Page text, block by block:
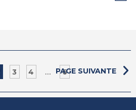
3 4 … 6
PAGE SUIVANTE